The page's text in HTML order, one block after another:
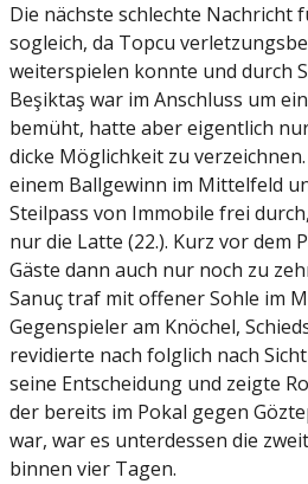
Die nächste schlechte Nachricht
sogleich, da Topcu
weiterspielen konnte und durch
Beşiktaş war im Anschluss um
bemüht, hatte aber eigentlich
dicke Möglichkeit zu
einem Ballgewinn im Mittelfeld
Steilpass von Immobile frei
nur die Latte (22.). Kurz vor dem
Gäste dann auch nur noch zu
Sanuç traf mit offener Sohle im
Gegenspieler am Knöchel,
revidierte nach folglich nach
seine Entscheidung und zeigte
der bereits im Pokal gegen
war, war es unterdessen die
binnen vier Tagen.